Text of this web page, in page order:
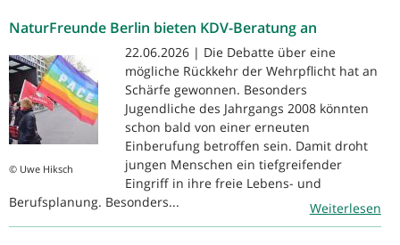
NaturFreunde Berlin bieten KDV-Beratung an
© Uwe Hiksch
22.06.2026 | Die Debatte über eine
mögliche Rückkehr der Wehrpflicht hat an
Schärfe gewonnen. Besonders
Jugendliche des Jahrgangs 2008 könnten
schon bald von einer erneuten
Einberufung betroffen sein. Damit droht
jungen Menschen ein tiefgreifender
Eingriff in ihre freie Lebens- und
Berufsplanung. Besonders...
Weiterlesen